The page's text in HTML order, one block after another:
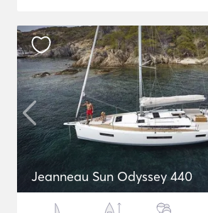
Jeanneau Sun Odyssey 440